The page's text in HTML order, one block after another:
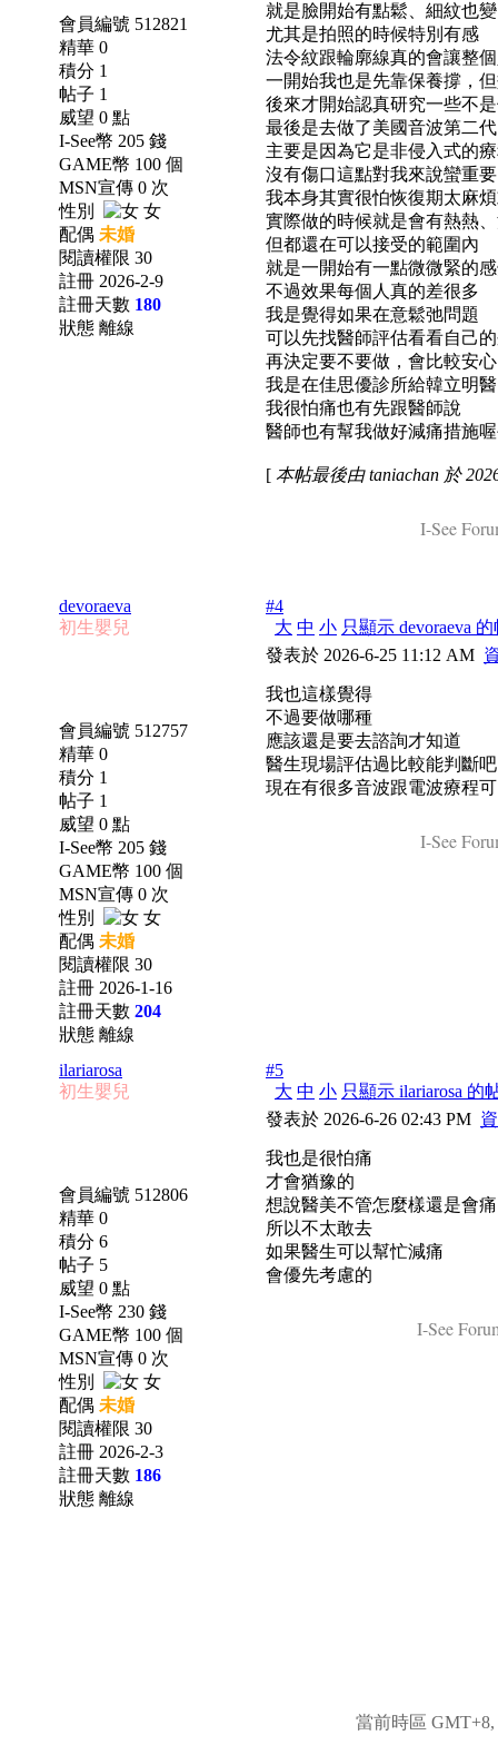
會員編號 512821
精華 0
積分 1
帖子 1
威望 0 點
I-See幣 205 錢
GAME幣 100 個
MSN宣傳 0 次
性別
女
配偶 未婚
閱讀權限 30
註冊 2026-2-9
註冊天數 180
狀態 離線
就是臉開始有點鬆、細紋也
尤其是拍照的時候特別有感
法令紋跟輪廓線真的會讓整
一開始我也是先靠保養撐，
後來才開始認真研究一些不
最後是去做了美國音波第二代
主要是因為它是非侵入式的
沒有傷口這點對我來說蠻重
我本身其實很怕恢復期太麻
實際做的時候就是會有熱熱
但都還在可以接受的範圍內
就是一開始有一點微微緊的
不過效果每個人真的差很多
我是覺得如果在意鬆弛問題
可以先找醫師評估看看自己
再決定要不要做，會比較安心
我是在佳思優診所給韓立明
我很怕痛也有先跟醫師說
醫師也有幫我做好減痛措施
[ 本帖最後由 taniachan 於
I-See
devoraeva
初生嬰兒
會員編號 512757
精華 0
積分 1
帖子 1
威望 0 點
I-See幣 205 錢
GAME幣 100 個
MSN宣傳 0 次
性別
女
配偶 未婚
閱讀權限 30
註冊 2026-1-16
註冊天數 204
狀態 離線
#4
大 中 小 只顯示 devoraeva
發表於 2026-6-25 11:12 AM
我也這樣覺得
不過要做哪種
應該還是要去諮詢才知道
醫生現場評估過比較能判斷吧
現在有很多音波跟電波療程
I-See
ilariarosa
初生嬰兒
會員編號 512806
精華 0
積分 6
帖子 5
威望 0 點
I-See幣 230 錢
GAME幣 100 個
MSN宣傳 0 次
性別
女
配偶 未婚
閱讀權限 30
註冊 2026-2-3
註冊天數 186
狀態 離線
#5
大 中 小 只顯示 ilariarosa 的
發表於 2026-6-26 02:43 PM
我也是很怕痛
才會猶豫的
想說醫美不管怎麼樣還是會痛
所以不太敢去
如果醫生可以幫忙減痛
會優先考慮的
I-See
當前時區 GMT+8,